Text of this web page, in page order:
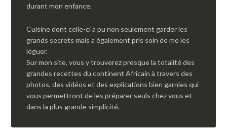
durant mon enfance.
Cuisine dont celle-ci a pu non seulement garder les
grands secrets mais a également pris soin de me les
léguer.
Sur mon site, vous y trouverez presque la totalité des
grandes recettes du continent Africain à travers des
photos, des vidéos et des explications bien garnies qui
vous permettront de les préparer seuls chez vous et
dans la plus grande simplicité.